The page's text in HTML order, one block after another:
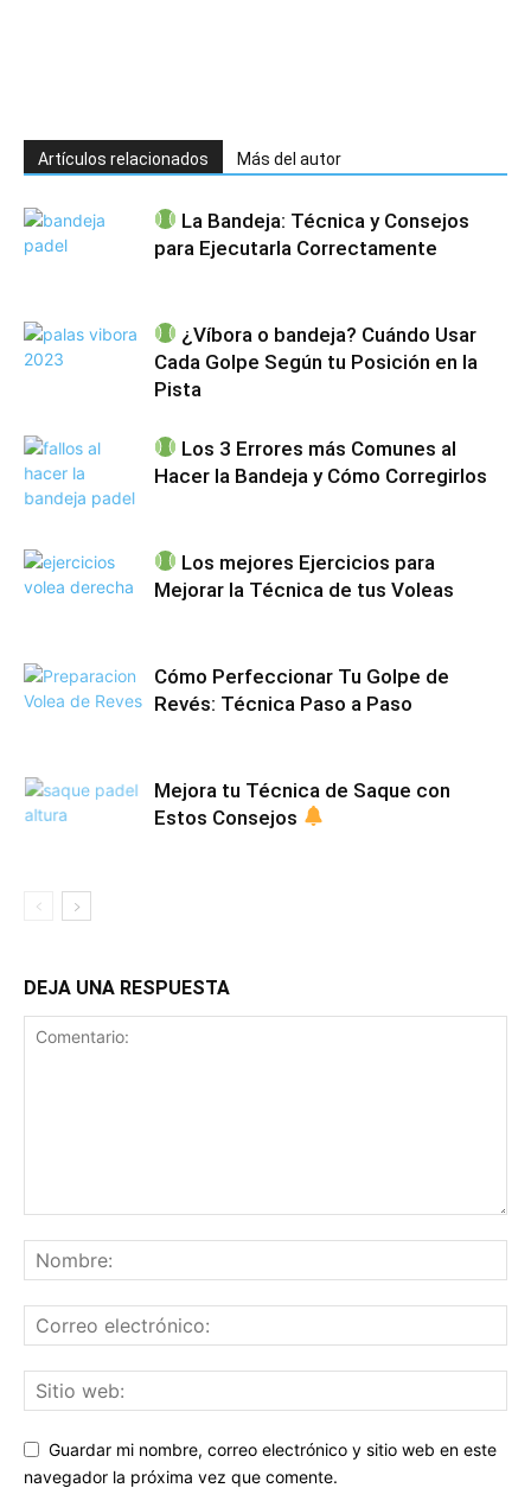
Artículos relacionados Más del autor
La Bandeja: Técnica y Consejos
para Ejecutarla Correctamente
¿Víbora o bandeja? Cuándo Usar
Cada Golpe Según tu Posición en la
Pista
Los 3 Errores más Comunes al
Hacer la Bandeja y Cómo Corregirlos
Los mejores Ejercicios para
Mejorar la Técnica de tus Voleas
Cómo Perfeccionar Tu Golpe de
Revés: Técnica Paso a Paso
Mejora tu Técnica de Saque con
Estos Consejos
DEJA UNA RESPUESTA
Guardar mi nombre, correo electrónico y sitio web en este
navegador la próxima vez que comente.